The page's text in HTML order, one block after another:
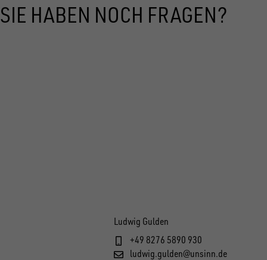
SIE HABEN NOCH FRAGEN?
Ludwig Gulden
+49 8276 5890 930
ludwig.gulden@unsinn.de